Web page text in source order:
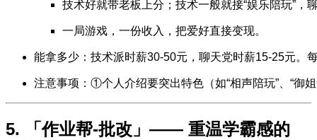
技术好就带老板上分；技术一般就接“娱乐陪玩”，
一局游戏，一份收入，把爱好直接变现。
能拿多少：技术派时薪30-50元，聊天党时薪15-25元。
注意事项：①个人介绍要突出特色（如“相声陪玩”、“
5. 「作业帮-批改」—— 重温学霸感的